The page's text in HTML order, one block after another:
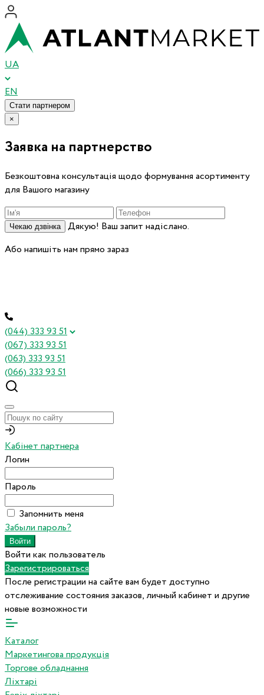
UA
EN
Стати партнером
×
Заявка на партнерство
Безкоштовна консультація щодо формування асортименту
для Вашого магазину
Чекаю дзвінка
Дякую! Ваш запит надіслано.
Або напишіть нам прямо зараз
(044) 333 93 51
(067) 333 93 51
(063) 333 93 51
(066) 333 93 51
Кабінет партнера
Логин
Пароль
Запомнить меня
Забыли пароль?
Войти как пользователь
Зарегистрироваться
После регистрации на сайте вам будет доступно
отслеживание состояния заказов, личный кабинет и другие
новые возможности
Каталог
Маркетингова продукція
Торгове обладнання
Ліхтарі